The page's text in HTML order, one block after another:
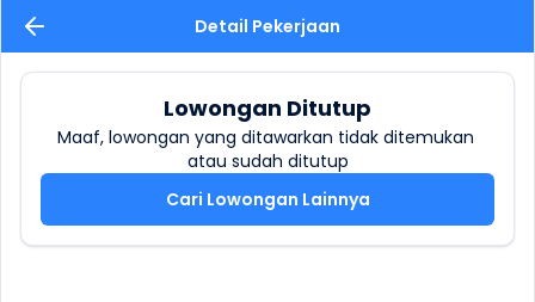
Detail Pekerjaan
Lowongan Ditutup
Maaf, lowongan yang ditawarkan tidak ditemukan
atau sudah ditutup
Cari Lowongan Lainnya